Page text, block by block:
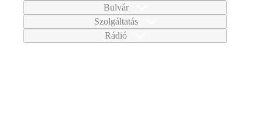
Bulvár
Szolgáltatás
Rádió